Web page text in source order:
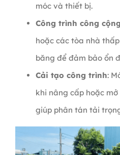
móc và thiết bị.
Công trình công cộng
hoặc các tòa nhà
băng để đảm bảo ổn
Cải tạo công trình:
khi nâng cấp hoặc
giúp phân tán tải